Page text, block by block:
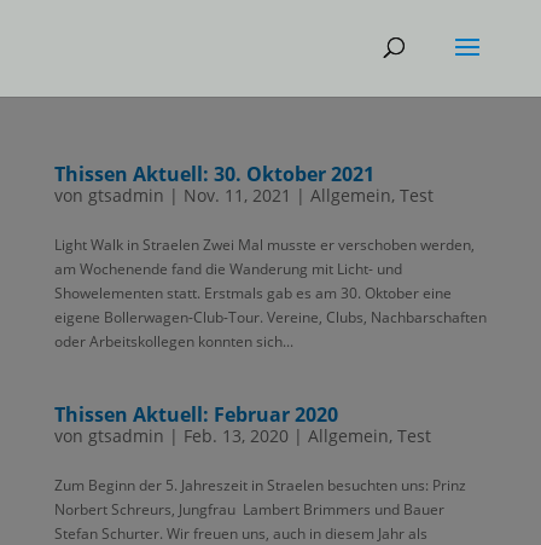
Thissen Aktuell: 30. Oktober 2021
von gtsadmin | Nov. 11, 2021 | Allgemein, Test
Light Walk in Straelen Zwei Mal musste er verschoben werden,
am Wochenende fand die Wanderung mit Licht- und
Showelementen statt. Erstmals gab es am 30. Oktober eine
eigene Bollerwagen-Club-Tour. Vereine, Clubs, Nachbarschaften
oder Arbeitskollegen konnten sich...
Thissen Aktuell: Februar 2020
von gtsadmin | Feb. 13, 2020 | Allgemein, Test
Zum Beginn der 5. Jahreszeit in Straelen besuchten uns: Prinz
Norbert Schreurs, Jungfrau Lambert Brimmers und Bauer
Stefan Schurter. Wir freuen uns, auch in diesem Jahr als